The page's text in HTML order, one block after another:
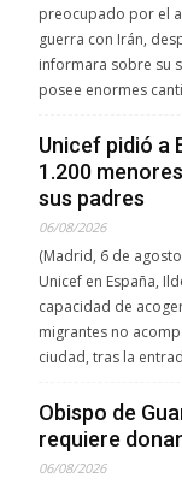
preocupado por el
guerra con Irán,
informara sobre su
posee enormes
Unicef pidió a
1.200
sus padres
06/08/2026
(Madrid, 6 de agosto
Unicef en España,
capacidad de
migrantes no
ciudad, tras la
Obispo de
requiere
06/08/2026